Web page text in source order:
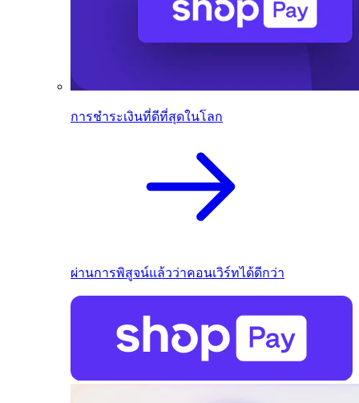
การชำระเงินที่ดีที่สุดในโลก
ผ่านการพิสูจน์แล้วว่าคอนเวิร์ทได้ดีกว่า